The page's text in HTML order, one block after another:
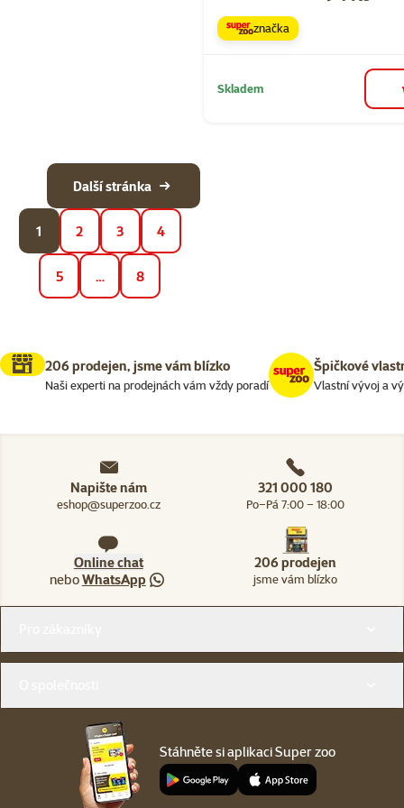
značka
Skladem
1 2 3 4
5 … 8
Další stránka
206 prodejen, jsme vám blízko
Naši experti na prodejnách vám vždy poradí
Špičkové
Vlastní vývoj a
Napište nám
eshop@superzoo.cz
321 000 180
Po–Pá 7:00 – 18:00
Online chat
neboWhatsApp
206 prodejen
jsme vám blízko
Stáhněte si aplikaci Super zoo